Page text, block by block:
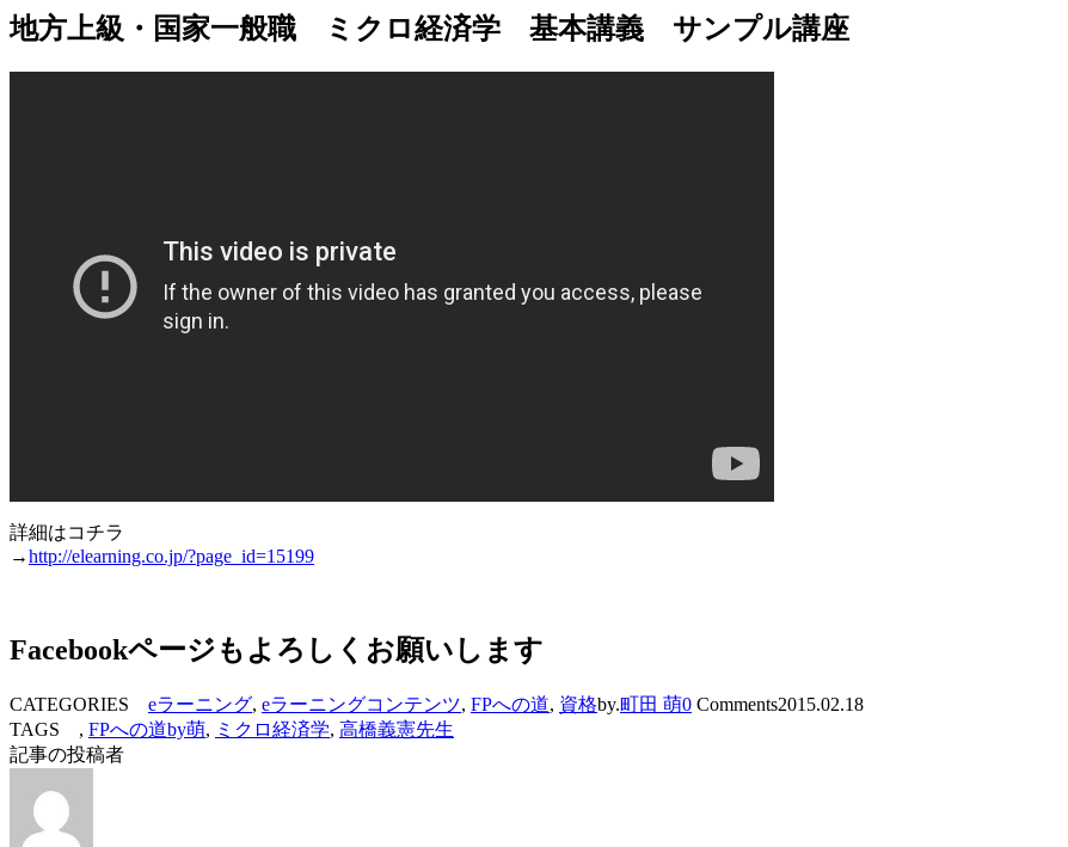
地方上級・国家一般職 ミクロ経済学 基本講義 サンプル講座
詳細はコチラ
→http://elearning.co.jp/?page_id=15199
Facebookページもよろしくお願いします
CATEGORIES eラーニング, eラーニングコンテンツ, FPへの道, 資格by.町田 萌0 Comments2015.02.18
TAGS , FPへの道by萌, ミクロ経済学, 高橋義憲先生
記事の投稿者